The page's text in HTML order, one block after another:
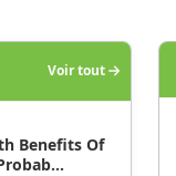
Voir tout
Benefits Of